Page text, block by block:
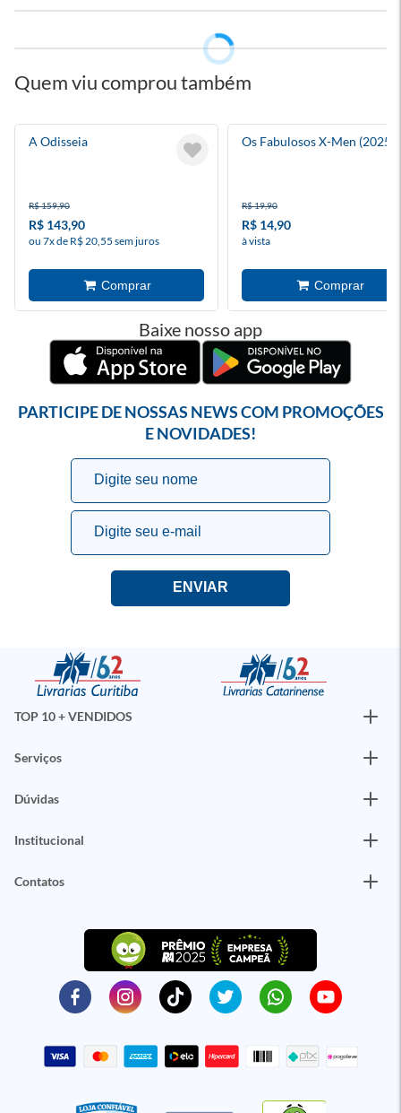
Quem viu comprou também
A Odisseia
R$ 159,90
R$ 143,90
ou 7x de R$ 20,55 sem juros
Os Fabulosos X-Men (2025)
R$ 19,90
R$ 14,90
à vista
Baixe nosso app
PARTICIPE DE NOSSAS NEWS COM PROMOÇÕES
E NOVIDADES!
TOP 10 + VENDIDOS
Serviços
Dúvidas
Institucional
Contatos